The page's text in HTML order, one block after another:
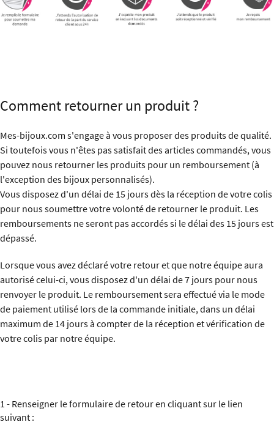
Comment retourner un produit ?
Mes-bijoux.com s'engage à vous proposer des produits de qualité.
Si toutefois vous n'êtes pas satisfait des articles commandés, vous
pouvez nous retourner les produits pour un remboursement (à
l'exception des bijoux personnalisés).
Vous disposez d'un délai de 15 jours dès la réception de votre colis
pour nous soumettre votre volonté de retourner le produit. Les
remboursements ne seront pas accordés si le délai des 15 jours est
dépassé.
Lorsque vous avez déclaré votre retour et que notre équipe aura
autorisé celui-ci, vous disposez d'un délai de 7 jours pour nous
renvoyer le produit. Le remboursement sera effectué via le mode
de paiement utilisé lors de la commande initiale, dans un délai
maximum de 14 jours à compter de la réception et vérification de
votre colis par notre équipe.
1 - Renseigner le formulaire de retour en cliquant sur le lien
suivant :